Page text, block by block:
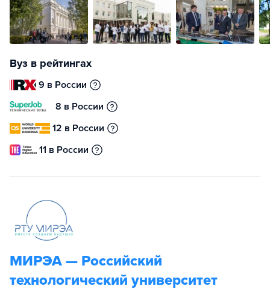
Вуз в рейтингах
9 в России
8 в России
12 в России
11 в России
МИРЭА — Российский
технологический университет